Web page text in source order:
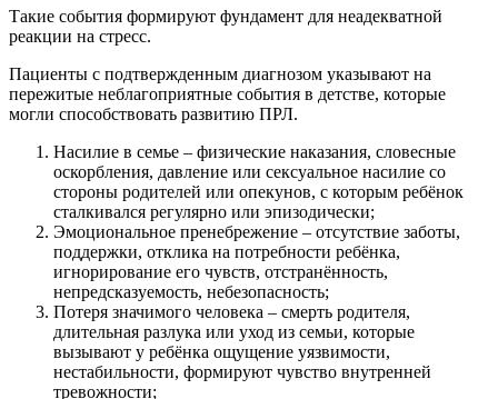
Такие события формируют фундамент для неадекватной
реакции на стресс.
Пациенты с подтвержденным диагнозом указывают на
пережитые неблагоприятные события в детстве, которые
могли способствовать развитию ПРЛ.
Насилие в семье – физические наказания, словесные
оскорбления, давление или сексуальное насилие со
стороны родителей или опекунов, с которым ребёнок
сталкивался регулярно или эпизодически;
Эмоциональное пренебрежение – отсутствие заботы,
поддержки, отклика на потребности ребёнка,
игнорирование его чувств, отстранённость,
непредсказуемость, небезопасность;
Потеря значимого человека – смерть родителя,
длительная разлука или уход из семьи, которые
вызывают у ребёнка ощущение уязвимости,
нестабильности, формируют чувство внутренней
тревожности;